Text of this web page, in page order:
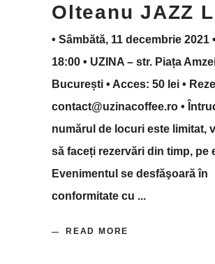
Olteanu JAZZ
• Sâmbătă, 11 decembrie 2021
18:00 • UZINA – str. Piața
București • Acces: 50 lei •
contact@uzinacoffee.ro •
numărul de locuri este limitat,
să faceți rezervări din timp, pe
Evenimentul se desfăşoară în
conformitate cu
READ MORE